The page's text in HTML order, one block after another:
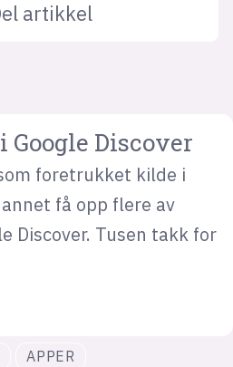
artikkel
Google Discover
foretrukket kilde i
få opp flere av
Discover. Tusen takk for
APPER